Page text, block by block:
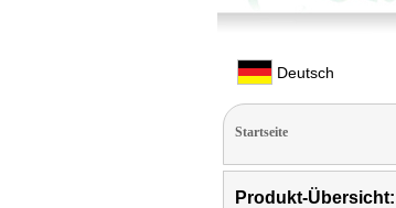
Deutsch
Startseite
Produkt-Übersicht: